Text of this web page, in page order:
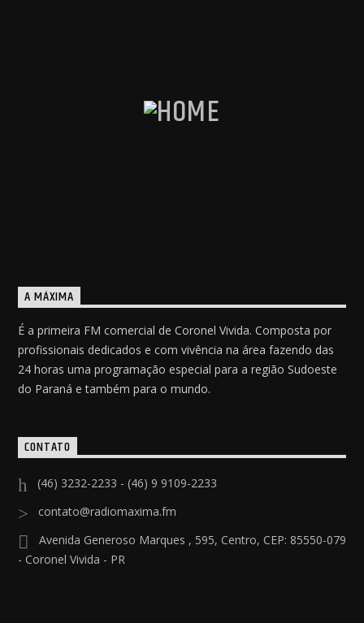
A MÁXIMA
É a primeira FM comercial de Coronel Vivida. Composta por
profissionais dedicados e com vivência na área fazendo das
24 horas uma programação especial para a região Sudoeste
do Paraná e também para o mundo.
CONTATO
(46) 3232-2233 - (46) 9 9109-2233
contato@radiomaxima.fm
Avenida Generoso Marques , 595, Centro, CEP: 85550-079
- Coronel Vivida - PR